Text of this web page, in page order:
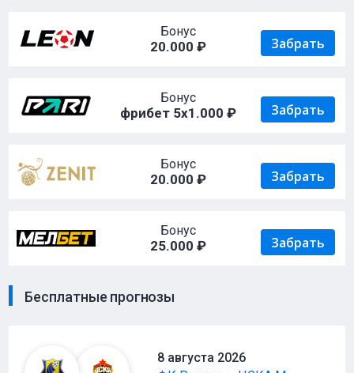
Бонус
20.000 ₽ Забрать
Бонус
фрибет 5х1.000 ₽ Забрать
Бонус
20.000 ₽ Забрать
Бонус
25.000 ₽ Забрать
Бесплатные прогнозы
8 августа 2026